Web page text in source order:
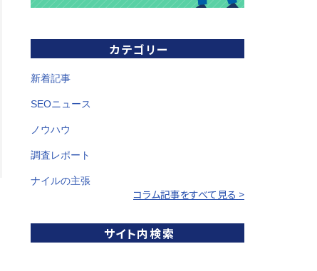
カテゴリー
新着記事
SEOニュース
ノウハウ
調査レポート
ナイルの主張
コラム記事をすべて見る >
サイト内検索